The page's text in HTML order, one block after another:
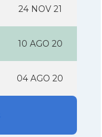
24 NOV 21
10 AGO 20
04 AGO 20